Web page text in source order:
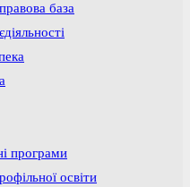
база
програми
освіти